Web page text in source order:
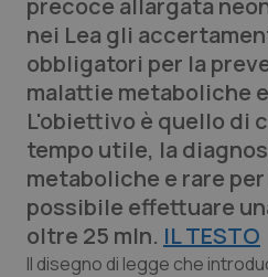
Basilicata
Calabria
Campania
Emilia-Romagna
Artrite & artrosi
Asma & BPCO
Car-T
Colesterolo &
QS Club Newsletter
precoce allargata
nei Lea gli
obbligatori per la
malattie metaboliche
L'obiettivo è quello di
tempo utile, la
metaboliche e rare
possibile effettuare
oltre 25 mln. IL TESTO
Il disegno di legge che